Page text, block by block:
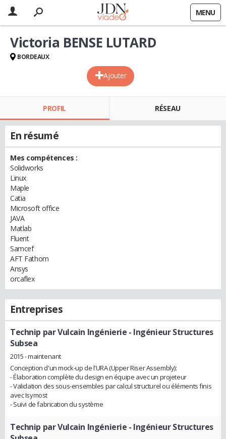
MENU
Ajouter
Victoria BENSE LUTARD
BORDEAUX
PROFIL RÉSEAU
En résumé
Mes compétences :
Solidworks
Linux
Maple
Catia
Microsoft office
JAVA
Matlab
Fluent
Samcef
AFT Fathom
Ansys
orcaflex
Entreprises
Technip par Vulcain Ingénierie - Ingénieur Structures
Subsea
2015 - maintenant
Conception d'un mock-up de l'URA (Upper Riser Assembly):
- Élaboration complète du design en équipe avec un projeteur
- Validation des sous-ensembles par calcul structurel ou éléments finis
avec Isymost
- Suivi de fabrication du système
Technip par Vulcain Ingénierie - Ingénieur Structures